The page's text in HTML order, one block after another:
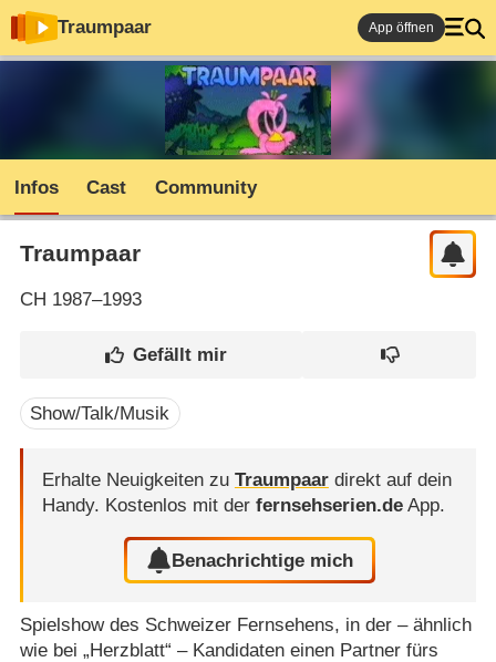
Traumpaar App öffnen
Infos Cast Community
Traumpaar
CH 1987–1993
Show/Talk/Musik
Erhalte Neuigkeiten zu Traumpaardirekt auf dein
Handy. Kostenlos mit der fernsehserien.deApp.
Benachrichtige mich
Spielshow des Schweizer Fernsehens, in der – ähnlich
wie bei „Herzblatt“ – Kandidaten einen Partner fürs